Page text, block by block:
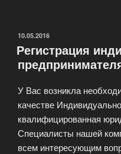
ОПУБЛИКОВАНО
10.05.2016
Регистрация
У Вас возникла
качестве
квалифицированная
Специалисты нашей
всем интересующим